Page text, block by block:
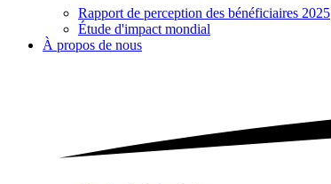
Rapport de perception des bénéficiaires 2025
Étude d'impact mondial
À propos de nous